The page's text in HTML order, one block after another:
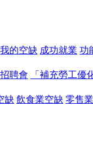
我的空缺 成功就業 功
招聘會 「補充勞工優
缺 飲食業空缺 零售